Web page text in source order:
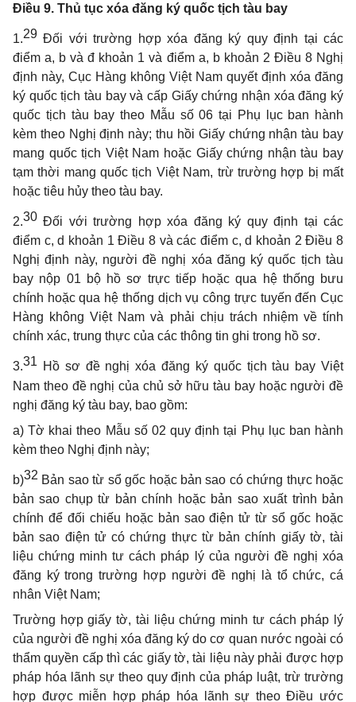
Điều 9. Thủ tục xóa đăng ký quốc tịch tàu bay
1.29 Đối với trường hợp xóa đăng ký quy định tại các
điểm a, b và đ khoản 1 và điểm a, b khoản 2 Điều 8 Nghị
định này, Cục Hàng không Việt Nam quyết định xóa đăng
ký quốc tịch tàu bay và cấp Giấy chứng nhận xóa đăng ký
quốc tịch tàu bay theo Mẫu số 06 tại Phụ lục ban hành
kèm theo Nghị định này; thu hồi Giấy chứng nhận tàu bay
mang quốc tịch Việt Nam hoặc Giấy chứng nhận tàu bay
tạm thời mang quốc tịch Việt Nam, trừ trường hợp bị mất
hoặc tiêu hủy theo tàu bay.
2.30 Đối với trường hợp xóa đăng ký quy định tại các
điểm c, d khoản 1 Điều 8 và các điểm c, d khoản 2 Điều 8
Nghị định này, người đề nghị xóa đăng ký quốc tịch tàu
bay nộp 01 bộ hồ sơ trực tiếp hoặc qua hệ thống bưu
chính hoặc qua hệ thống dịch vụ công trực tuyến đến Cục
Hàng không Việt Nam và phải chịu trách nhiệm về tính
chính xác, trung thực của các thông tin ghi trong hồ sơ.
3.31 Hồ sơ đề nghị xóa đăng ký quốc tịch tàu bay Việt
Nam theo đề nghị của chủ sở hữu tàu bay hoặc người đề
nghị đăng ký tàu bay, bao gồm:
a) Tờ khai theo Mẫu số 02 quy định tại Phụ lục ban hành
kèm theo Nghị định này;
b)32 Bản sao từ sổ gốc hoặc bản sao có chứng thực hoặc
bản sao chụp từ bản chính hoặc bản sao xuất trình bản
chính để đối chiếu hoặc bản sao điện tử từ sổ gốc hoặc
bản sao điện tử có chứng thực từ bản chính giấy tờ, tài
liệu chứng minh tư cách pháp lý của người đề nghị xóa
đăng ký trong trường hợp người đề nghị là tổ chức, cá
nhân Việt Nam;
Trường hợp giấy tờ, tài liệu chứng minh tư cách pháp lý
của người đề nghị xóa đăng ký do cơ quan nước ngoài có
thẩm quyền cấp thì các giấy tờ, tài liệu này phải được hợp
pháp hóa lãnh sự theo quy định của pháp luật, trừ trường
hợp được miễn hợp pháp hóa lãnh sự theo Điều ước